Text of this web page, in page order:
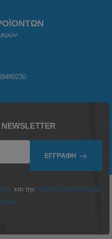
ΕΓΓΡΑΦΉ
και την πολιτική προσωπικών